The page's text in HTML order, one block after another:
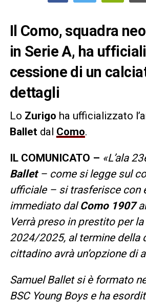
Il Como, squadra
in Serie A, ha
cessione di un
dettagli
Lo Zurigo ha ufficializzato
Balletdal Como.
IL COMUNICATO – «L’ala
Ballet– come si legge sul
ufficiale – si trasferisce con
immediato dalComo 1907
Verrà preso in prestito per
2024/2025, al termine della
cittadino avrà un’opzione di
Samuel Ballet si è formato
BSC Young Boys e ha